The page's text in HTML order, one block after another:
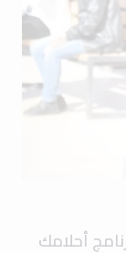
أحلامك